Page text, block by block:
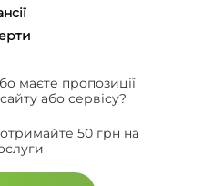
маєте пропозиції
або сервісу?
50 грн на